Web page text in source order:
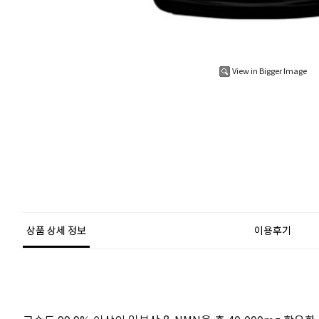
View in Bigger Image
상품 상세 정보 이용후기